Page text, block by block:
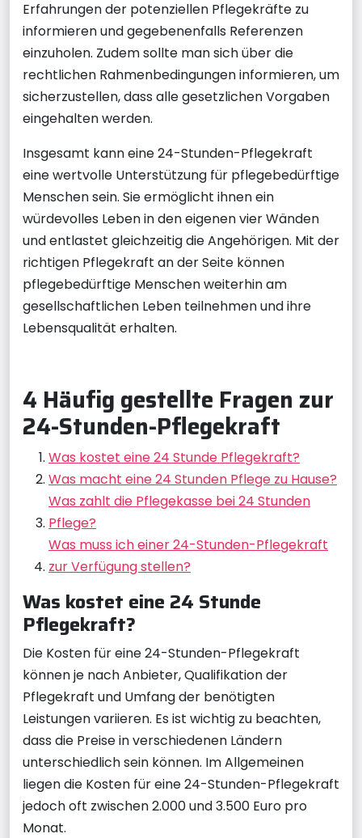
Erfahrungen der potenziellen Pflegekräfte zu
informieren und gegebenenfalls Referenzen
einzuholen. Zudem sollte man sich über die
rechtlichen Rahmenbedingungen informieren, um
sicherzustellen, dass alle gesetzlichen Vorgaben
eingehalten werden.
Insgesamt kann eine 24-Stunden-Pflegekraft
eine wertvolle Unterstützung für pflegebedürftige
Menschen sein. Sie ermöglicht ihnen ein
würdevolles Leben in den eigenen vier Wänden
und entlastet gleichzeitig die Angehörigen. Mit der
richtigen Pflegekraft an der Seite können
pflegebedürftige Menschen weiterhin am
gesellschaftlichen Leben teilnehmen und ihre
Lebensqualität erhalten.
4 Häufig gestellte Fragen zur
24-Stunden-Pflegekraft
Was kostet eine 24 Stunde Pflegekraft?
Was macht eine 24 Stunden Pflege zu Hause?
Was zahlt die Pflegekasse bei 24 Stunden
Pflege?
Was muss ich einer 24-Stunden-Pflegekraft
zur Verfügung stellen?
Was kostet eine 24 Stunde
Pflegekraft?
Die Kosten für eine 24-Stunden-Pflegekraft
können je nach Anbieter, Qualifikation der
Pflegekraft und Umfang der benötigten
Leistungen variieren. Es ist wichtig zu beachten,
dass die Preise in verschiedenen Ländern
unterschiedlich sein können. Im Allgemeinen
liegen die Kosten für eine 24-Stunden-Pflegekraft
jedoch oft zwischen 2.000 und 3.500 Euro pro
Monat.